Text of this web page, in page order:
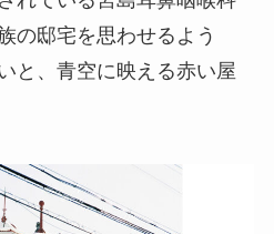
の邸宅を思わせるよう
と、青空に映える赤い屋